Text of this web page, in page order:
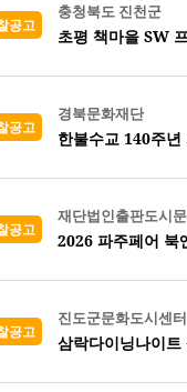
공고
충청북도 진천군
초평 책마을 SW
공고
경북문화재단
한불수교 140주
공고
재단법인출판도시
2026 파주페어 북
공고
진도군문화도시센터
삼락다이닝나이